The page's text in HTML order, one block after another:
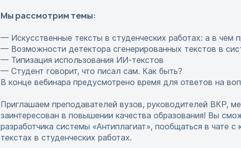
Мы рассмотрим темы:
— Искусственные тексты в студенческих работах: а в чем
— Возможности детектора сгенерированных текстов в
— Типизация использования ИИ-текстов
— Студент говорит, что писал сам. Как быть?
В конце вебинара предусмотрено время для ответов на
Приглашаем преподавателей вузов, руководителей ВКР,
заинтересован в повышении качества образования! Вы
разработчика системы «Антиплагиат», пообщаться в чате
текстах в студенческих работах.